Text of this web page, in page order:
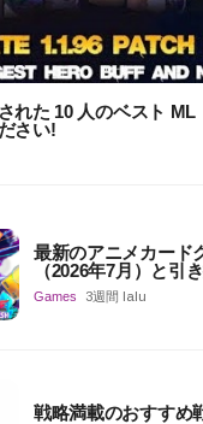
れた 10 人のベスト ML
さい!
最新のアニメカード
（2026年7月）と引
Games 3週間 lalu
戦略満載のおすすめ